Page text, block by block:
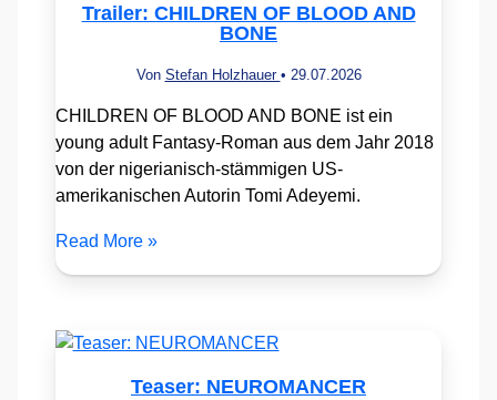
Trailer: CHILDREN OF BLOOD AND
BONE
Von Stefan Holzhauer • 29.07.2026
CHILDREN OF BLOOD AND BONE ist ein
young adult Fantasy-Roman aus dem Jahr 2018
von der nigerianisch-stämmigen US-
amerikanischen Autorin Tomi Adeyemi.
Read More »
Teaser: NEUROMANCER